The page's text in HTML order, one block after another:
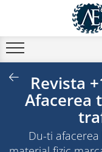
Revista
Afacerea
Du-ti